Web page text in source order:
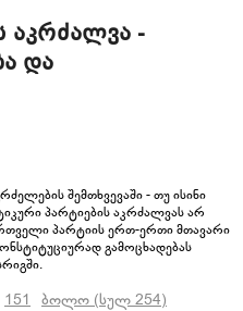
აკრძალვა -
და
შემთხვევაში - თუ ისინი
პარტიების აკრძალვას არ
პარტიის ერთ-ერთი მთავარი
გამოცხადებას
151 ბოლო (სულ 254)